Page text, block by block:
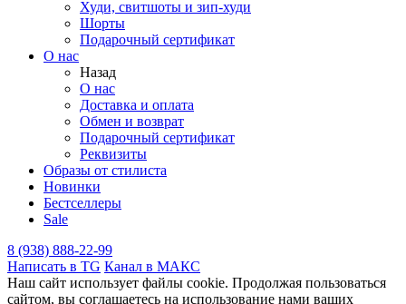
Худи, свитшоты и зип-худи
Шорты
Подарочный сертификат
О нас
Назад
О нас
Доставка и оплата
Обмен и возврат
Подарочный сертификат
Реквизиты
Образы от стилиста
Новинки
Бестселлеры
Sale
8 (938) 888-22-99
Написать в TG Канал в МАКС
Наш сайт использует файлы cookie. Продолжая пользоваться
сайтом, вы соглашаетесь на использование нами ваших